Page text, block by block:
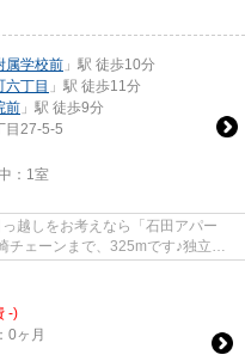
属学校前 」駅 徒歩10分
六丁目 」駅 徒歩11分
前 」駅 徒歩9分
目27-5-5
： 1室
越しをお考えなら「石田アパー
チェーンまで、325mです♪独立洗
-)
0ヶ月